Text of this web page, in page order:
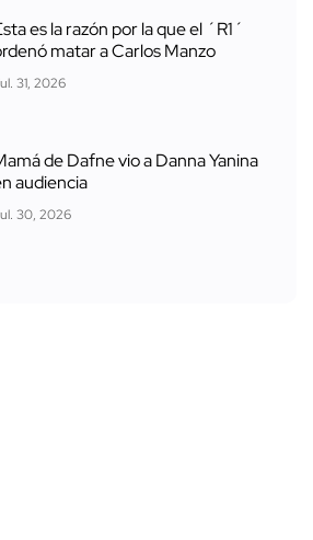
es la razón por la que el ´R1´
matar a Carlos Manzo
31, 2026
de Dafne vio a Danna Yanina
audiencia
30, 2026